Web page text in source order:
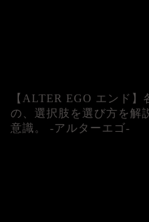
【ALTER EGO エンド
の、選択肢を選び方を解
意識。 -アルターエゴ-